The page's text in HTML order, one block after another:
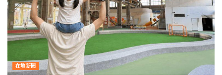
在地新聞